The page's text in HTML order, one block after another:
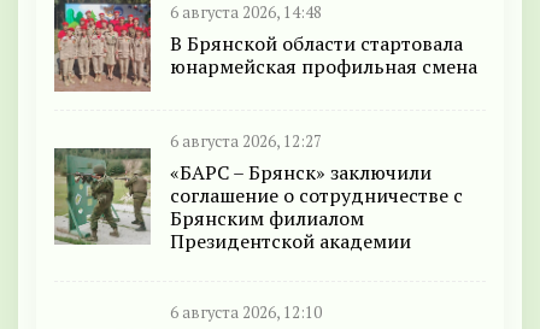
6 августа 2026, 14:48
В Брянской области стартовала
юнармейская профильная смена
6 августа 2026, 12:27
«БАРС – Брянск» заключили
соглашение о сотрудничестве с
Брянским филиалом
Президентской академии
6 августа 2026, 12:10